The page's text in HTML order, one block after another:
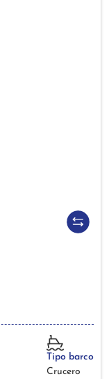
Tipo barco
Crucero